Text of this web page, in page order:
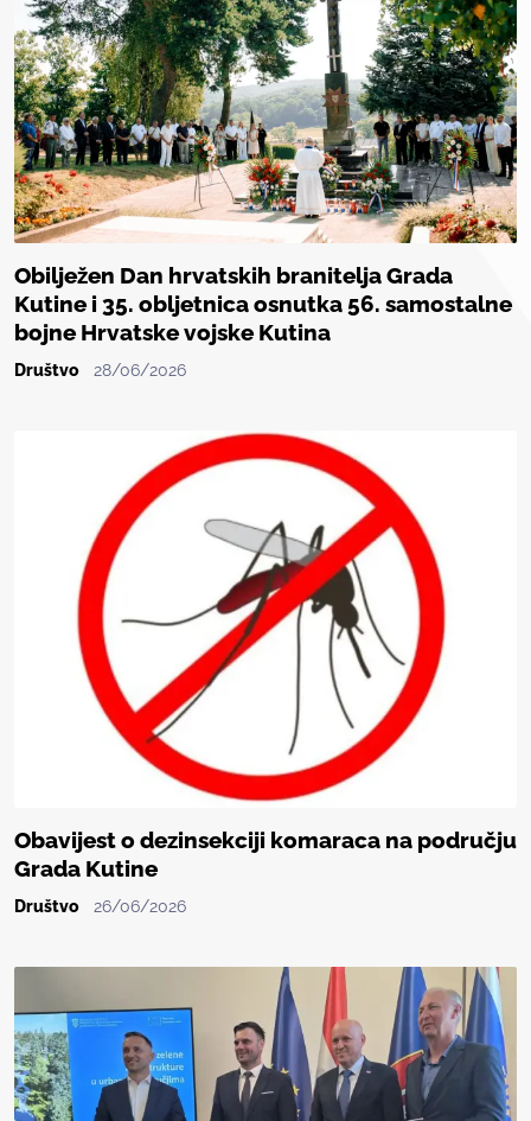
Obilježen Dan hrvatskih branitelja Grada
Kutine i 35. obljetnica osnutka 56. samostalne
bojne Hrvatske vojske Kutina
Društvo 28/06/2026
Obavijest o dezinsekciji komaraca na području
Grada Kutine
Društvo 26/06/2026